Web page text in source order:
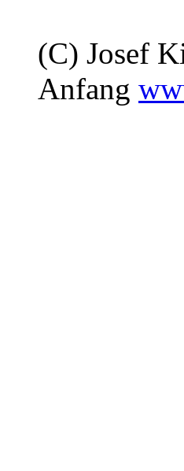
(C) Josef
Anfang